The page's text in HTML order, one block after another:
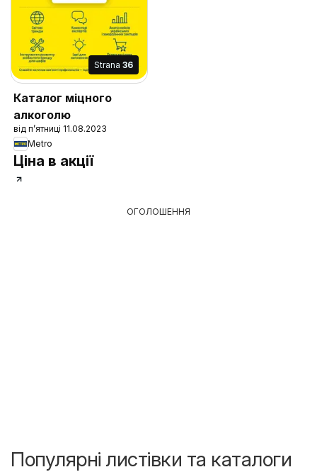
Strana 36
Каталог міцного
алкоголю
від п’ятниці 11.08.2023
Metro
Ціна в акції
ОГОЛОШЕННЯ
Популярні листівки та каталоги